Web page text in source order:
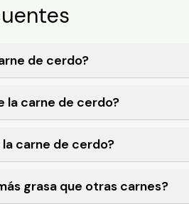
de cerdo?
la carne de cerdo?
carne de cerdo?
grasa que otras carnes?